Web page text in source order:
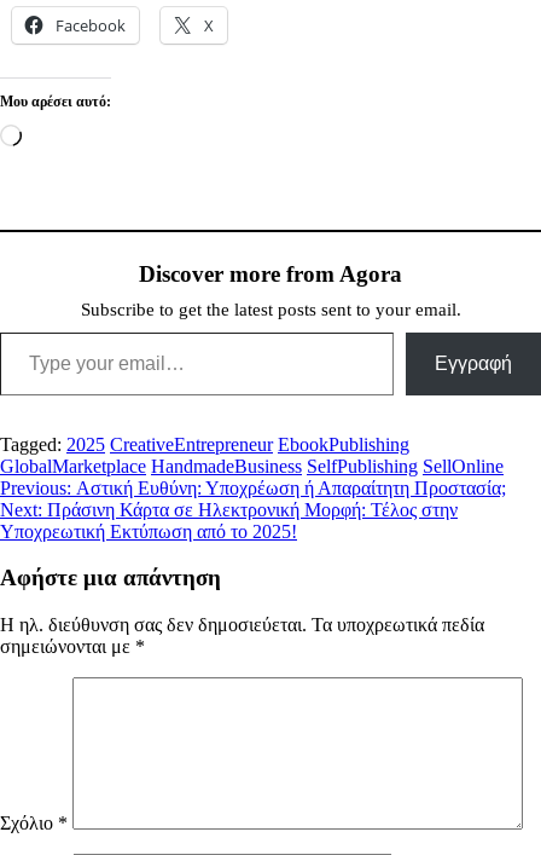
Facebook X
Μου αρέσει αυτό:
Loading…
Discover more from Agora
Subscribe to get the latest posts sent to your email.
Type your email…
Εγγραφή
Tagged: 2025 CreativeEntrepreneur EbookPublishing
GlobalMarketplace HandmadeBusiness SelfPublishing SellOnline
Πλοήγηση
άρθρων
Previous: Αστική Ευθύνη: Υποχρέωση ή Απαραίτητη Προστασία;
Next: Πράσινη Κάρτα σε Ηλεκτρονική Μορφή: Τέλος στην
Υποχρεωτική Εκτύπωση από το 2025!
Αφήστε μια απάντηση
Η ηλ. διεύθυνση σας δεν δημοσιεύεται. Τα υποχρεωτικά πεδία
σημειώνονται με *
Σχόλιο *